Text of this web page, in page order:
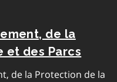
de la
et des Parcs
de la Protection de la